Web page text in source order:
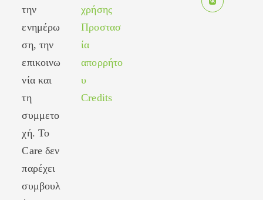
την
ενημέρω
ση, την
επικοινω
νία και
τη
συμμετο
χή. Το
Care δεν
παρέχει
συμβουλ
χρήσης
Προστασ
ία
απορρήτο
υ
Credits
new
in